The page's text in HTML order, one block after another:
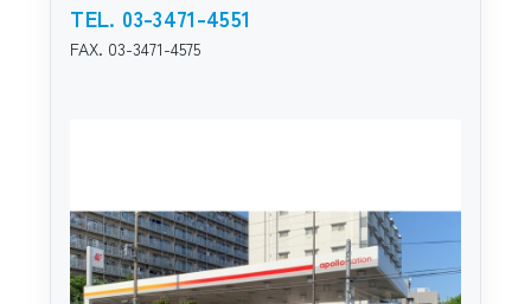
TEL. 03-3471-4551
FAX. 03-3471-4575